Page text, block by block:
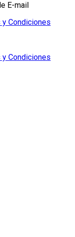
E-mail
y Condiciones
y Condiciones